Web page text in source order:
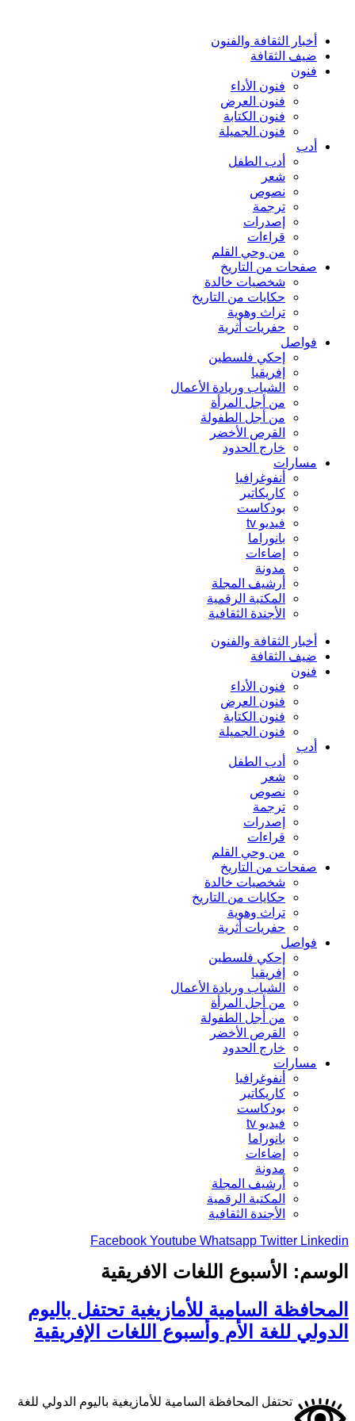
أخبار الثقافة والفنون
ضيف الثقافة
فنون
فنون الأداء
فنون العرض
فنون الكتابة
فنون الجميلة
أدب
أدب الطفل
شعر
نصوص
ترجمة
إصدرات
قراءات
من وحي القلم
صفحات من التاريخ
شخصيات خالدة
حكايات من التاريخ
تراث وهوية
حفريات أثرية
فواصل
إحكي فلسطين
إفريقيا
الشباب وريادة الأعمال
من أجل المرأة
من أجل الطفولة
القرص الأخضر
خارج الحدود
مسارات
أنفوغرافيا
كاريكاتير
بودكاست
فيديو tv
بانوراما
إضاءات
مدونة
أرشيف المجلة
المكتبة الرقمية
الأجندة الثقافية
أخبار الثقافة والفنون
ضيف الثقافة
فنون
فنون الأداء
فنون العرض
فنون الكتابة
فنون الجميلة
أدب
أدب الطفل
شعر
نصوص
ترجمة
إصدرات
قراءات
من وحي القلم
صفحات من التاريخ
شخصيات خالدة
حكايات من التاريخ
تراث وهوية
حفريات أثرية
فواصل
إحكي فلسطين
إفريقيا
الشباب وريادة الأعمال
من أجل المرأة
من أجل الطفولة
القرص الأخضر
خارج الحدود
مسارات
أنفوغرافيا
كاريكاتير
بودكاست
فيديو tv
بانوراما
إضاءات
مدونة
أرشيف المجلة
المكتبة الرقمية
الأجندة الثقافية
Facebook Youtube Whatsapp Twitter Linkedin
الوسم:
الأسبوع اللغات الافريقية
المحافظة السامية للأمازيغية تحتفل باليوم
الدولي للغة الأم وأسبوع اللغات الإفريقية
تحتفل المحافظة السامية للأمازيغية باليوم الدولي للغة